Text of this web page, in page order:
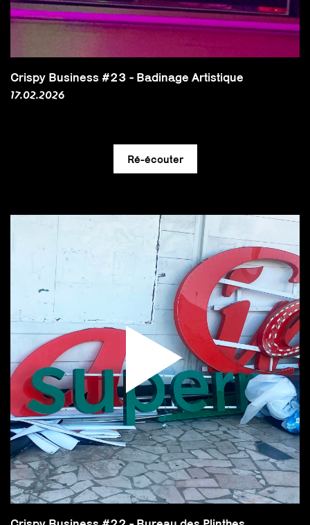
Crispy Business #23 - Badinage Artistique
17.02.2026